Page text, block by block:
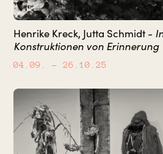
Henrike Kreck, Jutta Schmidt -
Konstruktionen von Erinnerung
04.09. – 26.10.25